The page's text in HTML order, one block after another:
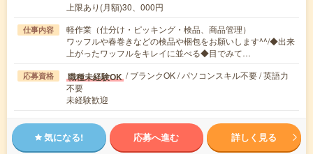
上限あり(月額)30、000円
仕事内容
軽作業（仕分け・ピッキング・検品、商品管理）
ワッフルや春巻きなどの検品や梱包をお願いします^^/◆出来
上がったワッフルをキレイに並べる◆目でみて…
応募資格 職種未経験OK / ブランクOK / パソコンスキル不要 / 英語力
不要
未経験歓迎
気になる! 応募へ進む 詳しく見る